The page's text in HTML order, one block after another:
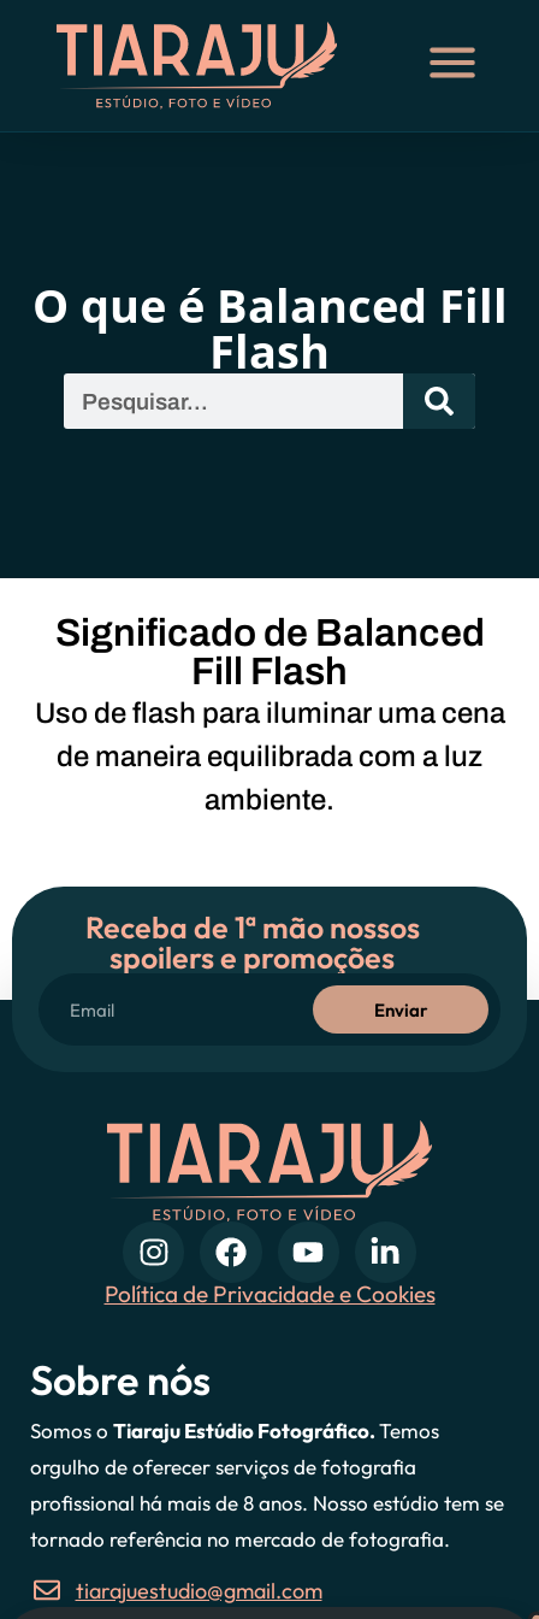
O que é Balanced Fill
Flash
Significado de Balanced
Fill Flash
Uso de flash para iluminar uma cena
de maneira equilibrada com a luz
ambiente.
Receba de 1ª mão nossos
spoilers e promoções
Enviar
Política de Privacidade e Cookies
Sobre nós
Somos o Tiaraju Estúdio Fotográfico.Temos
orgulho de oferecer serviços de fotografia
profissional há mais de 8 anos. Nosso estúdio tem se
tornado referência no mercado de fotografia.
tiarajuestudio@gmail.com